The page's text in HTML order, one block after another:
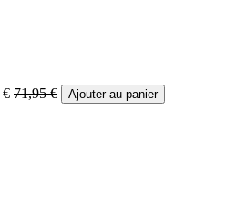
€ 71,95€ Ajouter au panier